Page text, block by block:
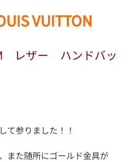
VUITTON
レザー ハンドバッ
て参りました！！
また随所にゴールド金具が